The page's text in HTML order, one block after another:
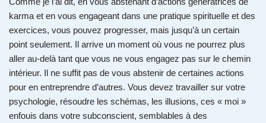
karma et en vous engageant dans une pratique spirituelle et des
exercices, vous pouvez progresser, mais jusqu’à un certain
point seulement. Il arrive un moment où vous ne pourrez plus
aller au-delà tant que vous ne vous engagez pas sur le chemin
intérieur. Il ne suffit pas de vous abstenir de certaines actions
pour en entreprendre d’autres. Vous devez travailler sur votre
psychologie, résoudre les schémas, les illusions, ces « moi »
enfouis dans votre subconscient, semblables à des